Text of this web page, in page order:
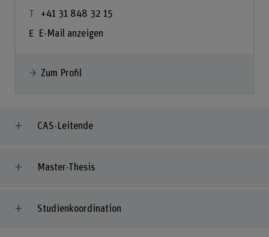
+41 31 848 32 15
E-Mail anzeigen
Zum Profil
CAS-Leitende
Master-Thesis
Studienkoordination